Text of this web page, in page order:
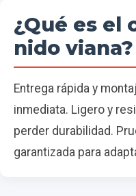
¿Qué es el
nido viana?
Entrega rápida y
inmediata. Ligero y
perder durabilidad.
garantizada para